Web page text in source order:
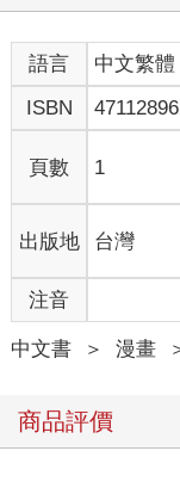
語言 中文繁體
ISBN
頁數 1
出版地 台灣
注音
中文書 ＞ 漫畫
商品評價